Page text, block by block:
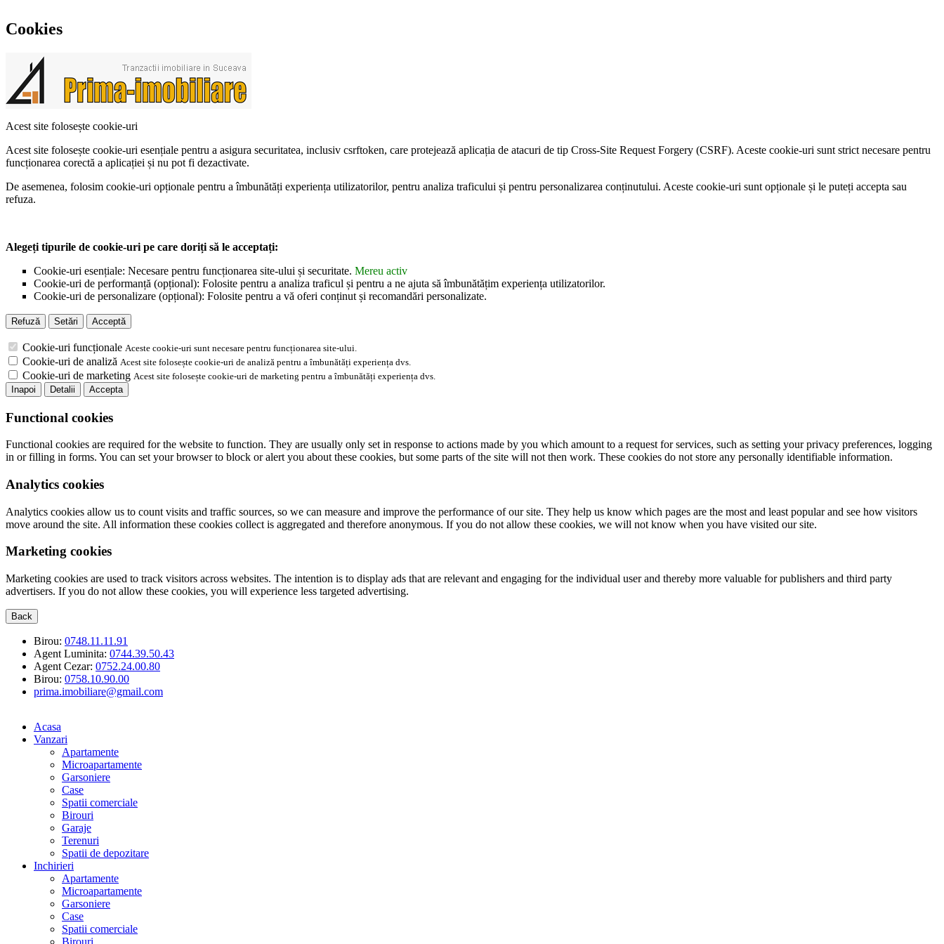
Cookies
Acest site folosește cookie-uri
Acest site folosește cookie-uri esențiale pentru a asigura securitatea, inclusiv csrftoken, care protejează aplicația de atacuri de tip Cross-Site Request Forgery (CSRF). Aceste cookie-uri sunt strict necesare pentru
funcționarea corectă a aplicației și nu pot fi dezactivate.
De asemenea, folosim cookie-uri opționale pentru a îmbunătăți experiența utilizatorilor, pentru analiza traficului și pentru personalizarea conținutului. Aceste cookie-uri sunt opționale și le puteți accepta sau
refuza.
Alegeți tipurile de cookie-uri pe care doriți să le acceptați:
Cookie-uri esențiale: Necesare pentru funcționarea site-ului și securitate. Mereu activ
Cookie-uri de performanță (opțional): Folosite pentru a analiza traficul și pentru a ne ajuta să îmbunătățim experiența utilizatorilor.
Cookie-uri de personalizare (opțional): Folosite pentru a vă oferi conținut și recomandări personalizate.
Refuză Setări Acceptă
Cookie-uri funcționale Aceste cookie-uri sunt necesare pentru funcționarea site-ului.
Cookie-uri de analiză Acest site folosește cookie-uri de analiză pentru a îmbunătăți experiența dvs.
Cookie-uri de marketing Acest site folosește cookie-uri de marketing pentru a îmbunătăți experiența dvs.
Inapoi
Detalii Accepta
Functional cookies
Functional cookies are required for the website to function. They are usually only set in response to actions made by you which amount to a request for services, such as setting your privacy preferences, logging
in or filling in forms. You can set your browser to block or alert you about these cookies, but some parts of the site will not then work. These cookies do not store any personally identifiable information.
Analytics cookies
Analytics cookies allow us to count visits and traffic sources, so we can measure and improve the performance of our site. They help us know which pages are the most and least popular and see how visitors
move around the site. All information these cookies collect is aggregated and therefore anonymous. If you do not allow these cookies, we will not know when you have visited our site.
Marketing cookies
Marketing cookies are used to track visitors across websites. The intention is to display ads that are relevant and engaging for the individual user and thereby more valuable for publishers and third party
advertisers. If you do not allow these cookies, you will experience less targeted advertising.
Back
Birou: 0748.11.11.91
Agent Luminita: 0744.39.50.43
Agent Cezar: 0752.24.00.80
Birou: 0758.10.90.00
prima.imobiliare@gmail.com
Acasa
Vanzari
Apartamente
Microapartamente
Garsoniere
Case
Spatii comerciale
Birouri
Garaje
Terenuri
Spatii de depozitare
Inchirieri
Apartamente
Microapartamente
Garsoniere
Case
Spatii comerciale